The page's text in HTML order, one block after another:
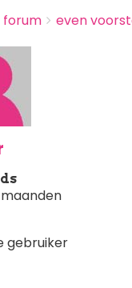
forum even
gebruiker